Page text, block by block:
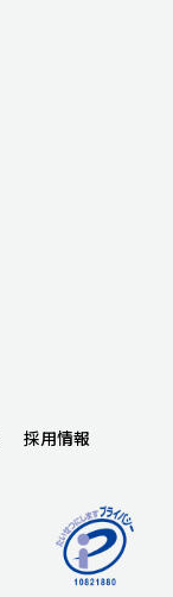
採用情報